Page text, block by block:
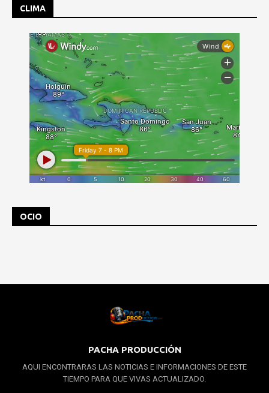
CLIMA
OCIO
PACHA PRODUCCIÓN
AQUI ENCONTRARAS LAS NOTICIAS E INFORMACIONES DE ESTE
TIEMPO PARA QUE VIVAS ACTUALIZADO.